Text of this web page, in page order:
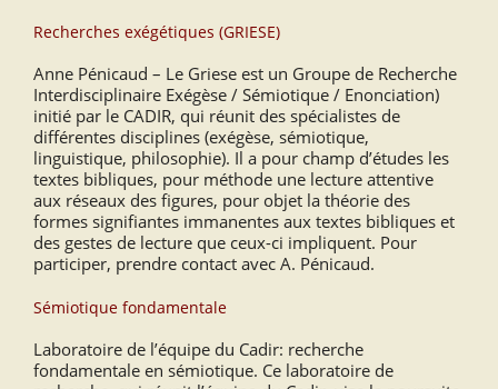
Recherches exégétiques (GRIESE)
Anne Pénicaud – Le Griese est un Groupe de Recherche
Interdisciplinaire Exégèse / Sémiotique / Enonciation)
initié par le CADIR, qui réunit des spécialistes de
différentes disciplines (exégèse, sémiotique,
linguistique, philosophie). Il a pour champ d’études les
textes bibliques, pour méthode une lecture attentive
aux réseaux des figures, pour objet la théorie des
formes signifiantes immanentes aux textes bibliques et
des gestes de lecture que ceux-ci impliquent. Pour
participer, prendre contact avec A. Pénicaud.
Sémiotique fondamentale
Laboratoire de l’équipe du Cadir: recherche
fondamentale en sémiotique. Ce laboratoire de